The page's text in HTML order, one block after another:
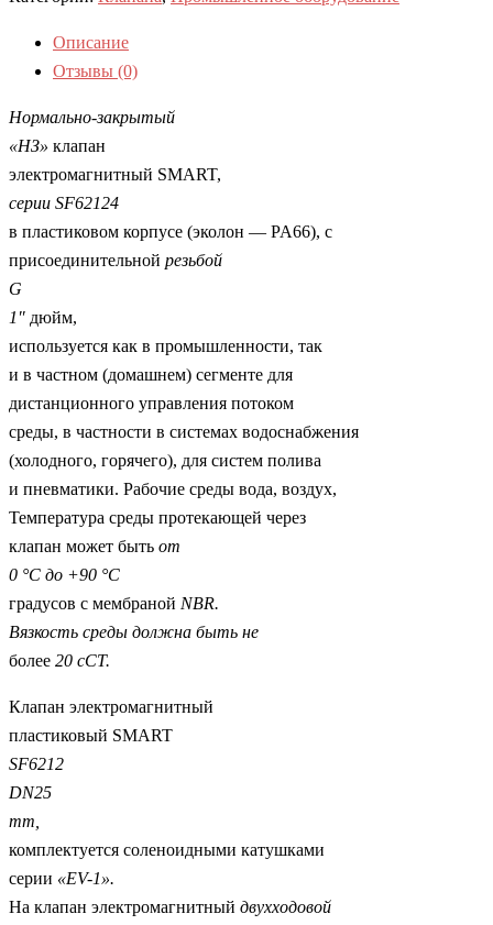
Описание
Отзывы (0)
Нормально-закрытый
«НЗ» клапан
электромагнитный SMART,
серии SF62124
в пластиковом корпусе (эколон — PA66), с
присоединительной резьбой
G
1″ дюйм,
используется как в промышленности, так
и в частном (домашнем) сегменте для
дистанционного управления потоком
среды, в частности в системах водоснабжения
(холодного, горячего), для систем полива
и пневматики. Рабочие среды вода, воздух,
Температура среды протекающей через
клапан может быть от
0 °С до +90 °С
градусов с мембраной NBR.
Вязкость среды должна быть не
более 20 сСТ.
Клапан электромагнитный
пластиковый SMART
SF6212
DN25
mm,
комплектуется соленоидными катушками
серии «EV-1».
На клапан электромагнитный двухходовой